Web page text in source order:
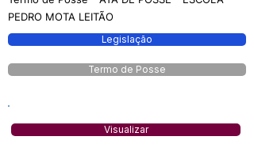
PEDRO MOTA LEITÃO
Legislação
Termo de Posse
Visualizar